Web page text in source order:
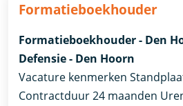
Formatieboekhouder
Formatieboekhouder - Den
Defensie - Den Hoorn
Vacature kenmerken
Contractduur 24 maanden